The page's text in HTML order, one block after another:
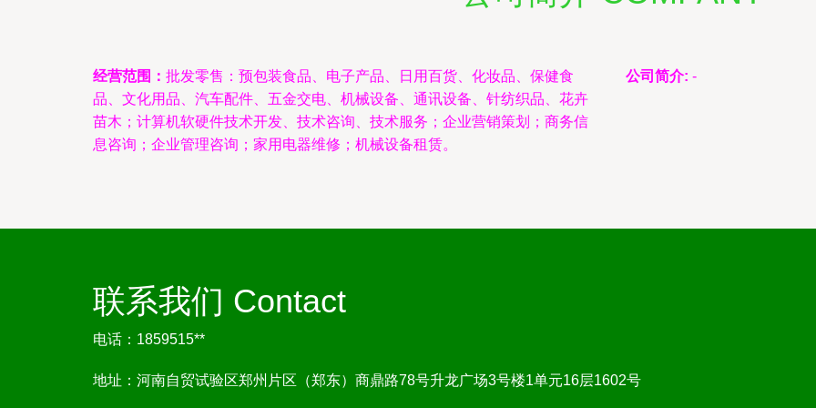
经营范围： 批发零售：预包装食品、电子产品、日用百货、化妆品、保健食
品、文化用品、汽车配件、五金交电、机械设备、通讯设备、针纺织品、花卉
苗木；计算机软硬件技术开发、技术咨询、技术服务；企业营销策划；商务信
息咨询；企业管理咨询；家用电器维修；机械设备租赁。
公司简介: -
联系我们 Contact
电话：1859515**
地址：河南自贸试验区郑州片区（郑东）商鼎路78号升龙广场3号楼1单元16层1602号